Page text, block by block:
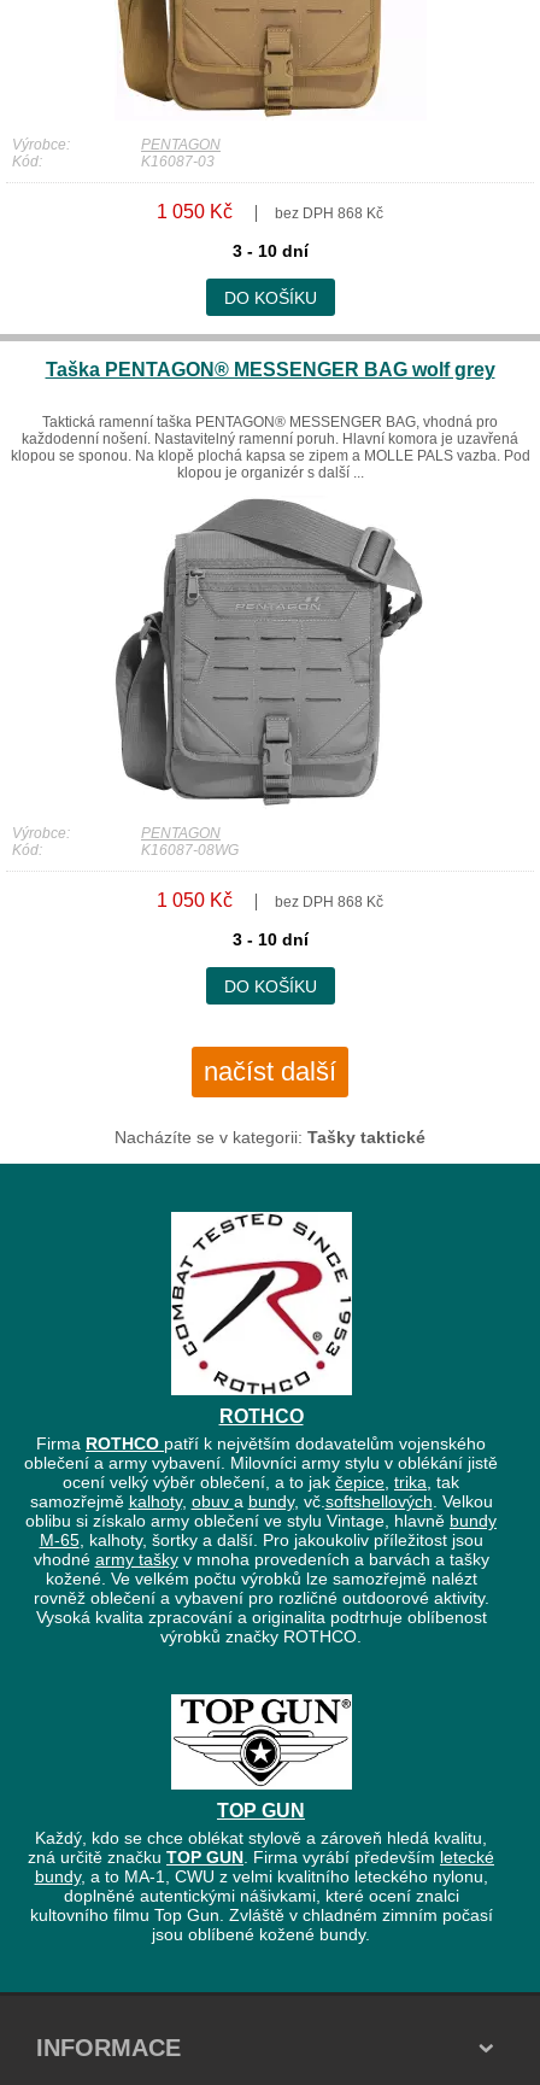
Výrobce:
PENTAGON
Kód:
K16087-03
1 050 Kč bez DPH 868 Kč
3 - 10 dní
DO KOŠÍKU
Taška PENTAGON® MESSENGER BAG wolf grey
Taktická ramenní taška PENTAGON® MESSENGER BAG, vhodná pro
každodenní nošení. Nastavitelný ramenní poruh. Hlavní komora je uzavřená
klopou se sponou. Na klopě plochá kapsa se zipem a MOLLE PALS vazba. Pod
klopou je organizér s další ...
Výrobce:
PENTAGON
Kód:
K16087-08WG
1 050 Kč bez DPH 868 Kč
3 - 10 dní
DO KOŠÍKU
načíst další
Nacházíte se v kategorii: Tašky taktické
ROTHCO
Firma ROTHCO patří k největším dodavatelům vojenského
oblečení a army vybavení. Milovníci army stylu v oblékání jistě
ocení velký výběr oblečení, a to jak čepice trika , tak
samozřejmě kalhoty, obuv a bundy, vč. softshellových . Velkou
oblibu si získalo army oblečení ve stylu Vintage, hlavně bundy
M-65, kalhoty, šortky a další. Pro jakoukoliv příležitost jsou
vhodné army taškyv mnoha provedeních a barvách a tašky
kožené. Ve velkém počtu výrobků lze samozřejmě nalézt
rovněž oblečení a vybavení pro rozličné outdoorové aktivity.
Vysoká kvalita zpracování a originalita podtrhuje oblíbenost
výrobků značky ROTHCO.
TOP GUN
Každý, kdo se chce oblékat stylově a zároveň hledá kvalitu,
zná určitě značku TOP GUN . Firma vyrábí především letecké
bundy, a to MA-1, CWU z velmi kvalitního leteckého nylonu,
doplněné autentickými nášivkami, které ocení znalci
kultovního filmu Top Gun. Zvláště v chladném zimním počasí
jsou oblíbené kožené bundy.
INFORMACE